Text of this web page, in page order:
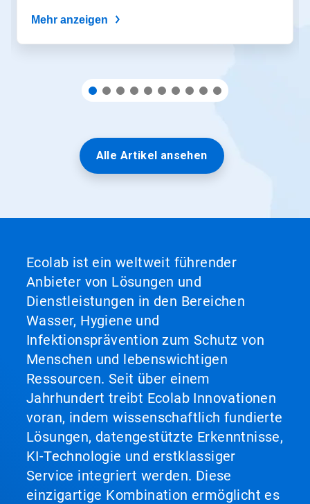
Mehr anzeigen
Alle Artikel ansehen
Ecolab ist ein weltweit führender
Anbieter von Lösungen und
Dienstleistungen in den Bereichen
Wasser, Hygiene und
Infektionsprävention zum Schutz von
Menschen und lebenswichtigen
Ressourcen. Seit über einem
Jahrhundert treibt Ecolab Innovationen
voran, indem wissenschaftlich fundierte
Lösungen, datengestützte Erkenntnisse,
KI-Technologie und erstklassiger
Service integriert werden. Diese
einzigartige Kombination ermöglicht es